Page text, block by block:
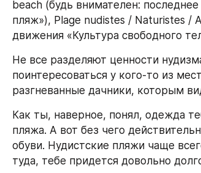
beach (будь внимателен:
пляж»), Plage nudistes / Naturistes /
движения «Культура свободного
Не все разделяют ценности
поинтересоваться у кого-то из
разгневанные дачники, которым
Как ты, наверное, понял, одежда
пляжа. А вот без чего
обуви. Нудистские пляжи чаще
туда, тебе придется довольно